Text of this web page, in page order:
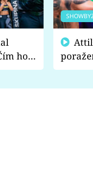
ho
chce